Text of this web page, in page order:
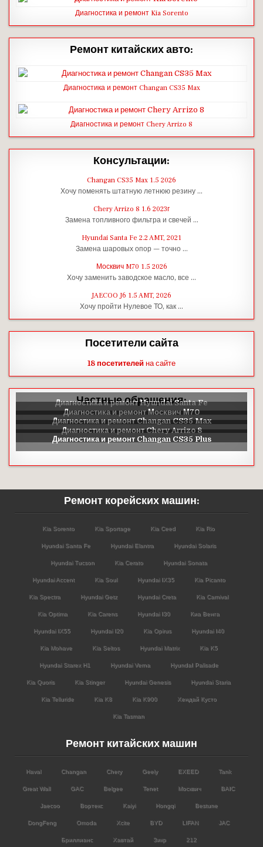
Диагностика и ремонт Kia Sorento
Ремонт китайских авто:
Диагностика и ремонт Changan CS35 Max
Диагностика и ремонт Chery Arrizo 8
Консультации:
Changan CS35 Max 1.5 2026
Хочу поменять штатную летнюю резину …
Chery Arrizo 8 1.6 2023г
Замена топливного фильтра и свечей …
Hyundai Santa Fe 2.2 AMT, 2021
Замена шаровых опор — точно …
Москвич M70 1.5 2026
Хочу заменить заводское масло, все …
JAECOO J6 1.5 AMT, 2026
Хочу пройти Нулевое ТО, как …
Посетители сайта
18 посетителей на сайте
Частные обращения:
Ремонт корейских машин:
Kia Sorento Kia Sportage Kia Ceed Kia Rio
Hyundai Santa Fe Hyundai Elantra Hyundai Solaris
Hyundai Tucson Kia Cerato Hyundai Sonata
Hyundai Accent Kia Soul Hyundai IX35 Kia Picanto
Kia Spectra Hyundai Getz Hyundai Creta Kia Carnival
Kia Optima Kia Carens Hyundai I30 Киа Венга
Hyundai IX55 Hyundai I20 Kia Opirus Hyundai I40
Kia Mohave Kia Seltos Hyundai Matrix Kia K5
Hyundai Starex H1 Hyundai Verna HyundaI Palisade
Kia Quoris Kia Stinger Hyundai Genesis Hyundai Staria
Kia Telluride Kia K8 Kia K900 Хендай Кусто
Kia Tasman
Ремонт китайских машин
Haval Changan Chery Geely EXEED Tank
Great Wall GAC Belgee Tenet Москвич BAIC
Jaecoo Вортекс Kaiyi Hongqi Bestune
DongFeng Omoda Xcite BYD LIFAN JAC
Бриллианс Хавтай Зикр 212